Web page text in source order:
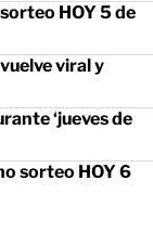
HOY 5 de
viral y
‘jueves de
sorteo HOY 6